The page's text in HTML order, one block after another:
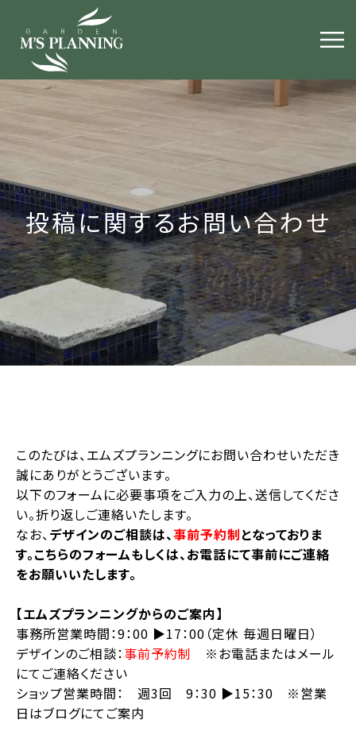
投稿に関するお問い合わせ
このたびは、エムズプランニングにお問い合わせいただき
誠にありがとうございます。
以下のフォームに必要事項をご入力の上、送信してくださ
い。折り返しご連絡いたします。
なお、デザインのご相談は、事前予約制となっておりま
す。こちらのフォームもしくは、お電話にて事前にご連絡
をお願いいたします。
【エムズプランニングからのご案内】
事務所営業時間：9：00 ▶︎17：00（定休 毎週日曜日）
デザインのご相談：事前予約制 ※お電話またはメール
にてご連絡ください
ショップ営業時間： 週3回 9：30 ▶︎15：30 ※営業
日はブログにてご案内